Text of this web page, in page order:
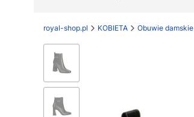
royal-shop.pl KOBIETA Obuwie damskie